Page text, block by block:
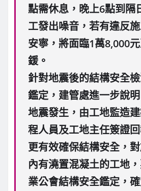
點需休息，晚上6點到隔
工發出噪音，若有違反
安寧，將面臨1萬8,000
鍰。
針對地震後的結構安全
鑑定，建管處進一步說
地震發生，由工地監造
程人員及工地主任簽證
更有效確保結構安全，
內有澆置混凝土的工地
業公會結構安全鑑定，